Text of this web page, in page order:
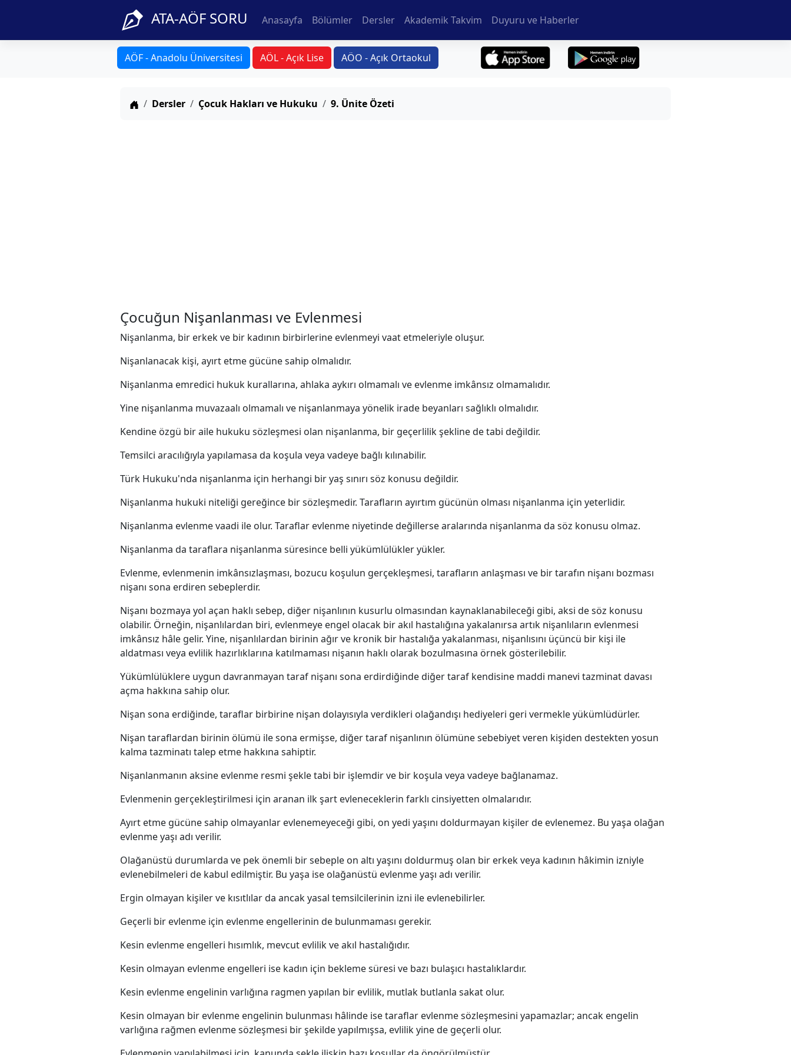
ATA-AÖF SORU Anasayfa Bölümler Dersler Akademik Takvim Duyuru ve Haberler
AÖF - Anadolu Üniversitesi AÖL - Açık Lise AÖO - Açık Ortaokul
Anasayfa
Dersler Çocuk Hakları ve Hukuku 9. Ünite Özeti
Çocuğun Nişanlanması ve Evlenmesi
Nişanlanma, bir erkek ve bir kadının birbirlerine evlenmeyi vaat etmeleriyle oluşur.
Nişanlanacak kişi, ayırt etme gücüne sahip olmalıdır.
Nişanlanma emredici hukuk kurallarına, ahlaka aykırı olmamalı ve evlenme imkânsız olmamalıdır.
Yine nişanlanma muvazaalı olmamalı ve nişanlanmaya yönelik irade beyanları sağlıklı olmalıdır.
Kendine özgü bir aile hukuku sözleşmesi olan nişanlanma, bir geçerlilik şekline de tabi değildir.
Temsilci aracılığıyla yapılamasa da koşula veya vadeye bağlı kılınabilir.
Türk Hukuku'nda nişanlanma için herhangi bir yaş sınırı söz konusu değildir.
Nişanlanma hukuki niteliği gereğince bir sözleşmedir. Tarafların ayırtım gücünün olması nişanlanma için yeterlidir.
Nişanlanma evlenme vaadi ile olur. Taraflar evlenme niyetinde değillerse aralarında nişanlanma da söz konusu olmaz.
Nişanlanma da taraflara nişanlanma süresince belli yükümlülükler yükler.
Evlenme, evlenmenin imkânsızlaşması, bozucu koşulun gerçekleşmesi, tarafların anlaşması ve bir tarafın nişanı bozması
nişanı sona erdiren sebeplerdir.
Nişanı bozmaya yol açan haklı sebep, diğer nişanlının kusurlu olmasından kaynaklanabileceği gibi, aksi de söz konusu
olabilir. Örneğin, nişanlılardan biri, evlenmeye engel olacak bir akıl hastalığına yakalanırsa artık nişanlıların evlenmesi
imkânsız hâle gelir. Yine, nişanlılardan birinin ağır ve kronik bir hastalığa yakalanması, nişanlısını üçüncü bir kişi ile
aldatması veya evlilik hazırlıklarına katılmaması nişanın haklı olarak bozulmasına örnek gösterilebilir.
Yükümlülüklere uygun davranmayan taraf nişanı sona erdirdiğinde diğer taraf kendisine maddi manevi tazminat davası
açma hakkına sahip olur.
Nişan sona erdiğinde, taraflar birbirine nişan dolayısıyla verdikleri olağandışı hediyeleri geri vermekle yükümlüdürler.
Nişan taraflardan birinin ölümü ile sona ermişse, diğer taraf nişanlının ölümüne sebebiyet veren kişiden destekten yosun
kalma tazminatı talep etme hakkına sahiptir.
Nişanlanmanın aksine evlenme resmi şekle tabi bir işlemdir ve bir koşula veya vadeye bağlanamaz.
Evlenmenin gerçekleştirilmesi için aranan ilk şart evleneceklerin farklı cinsiyetten olmalarıdır.
Ayırt etme gücüne sahip olmayanlar evlenemeyeceği gibi, on yedi yaşını doldurmayan kişiler de evlenemez. Bu yaşa olağan
evlenme yaşı adı verilir.
Olağanüstü durumlarda ve pek önemli bir sebeple on altı yaşını doldurmuş olan bir erkek veya kadının hâkimin izniyle
evlenebilmeleri de kabul edilmiştir. Bu yaşa ise olağanüstü evlenme yaşı adı verilir.
Ergin olmayan kişiler ve kısıtlılar da ancak yasal temsilcilerinin izni ile evlenebilirler.
Geçerli bir evlenme için evlenme engellerinin de bulunmaması gerekir.
Kesin evlenme engelleri hısımlık, mevcut evlilik ve akıl hastalığıdır.
Kesin olmayan evlenme engelleri ise kadın için bekleme süresi ve bazı bulaşıcı hastalıklardır.
Kesin evlenme engelinin varlığına ragmen yapılan bir evlilik, mutlak butlanla sakat olur.
Kesin olmayan bir evlenme engelinin bulunması hâlinde ise taraflar evlenme sözleşmesini yapamazlar; ancak engelin
varlığına rağmen evlenme sözleşmesi bir şekilde yapılmışsa, evlilik yine de geçerli olur.